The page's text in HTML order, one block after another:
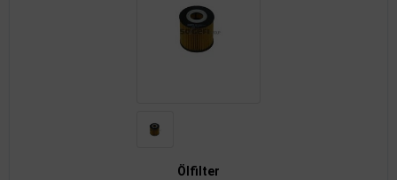
Ölfilter